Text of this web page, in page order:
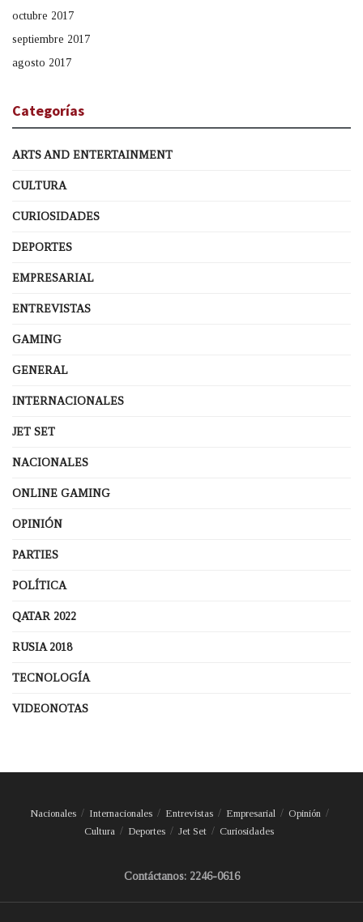
octubre 2017
septiembre 2017
agosto 2017
Categorías
ARTS AND ENTERTAINMENT
CULTURA
CURIOSIDADES
DEPORTES
EMPRESARIAL
ENTREVISTAS
GAMING
GENERAL
INTERNACIONALES
JET SET
NACIONALES
ONLINE GAMING
OPINIÓN
PARTIES
POLÍTICA
QATAR 2022
RUSIA 2018
TECNOLOGÍA
VIDEONOTAS
Nacionales Internacionales Entrevistas Empresarial
Opinión
Cultura
Deportes Jet Set Curiosidades
Contáctanos: 2246-0616